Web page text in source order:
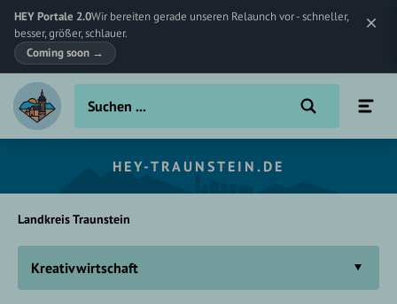
HEY Portale 2.0Wir bereiten gerade unseren Relaunch vor - schneller,
besser, größer, schlauer.
Coming soon →
HEY-TRAUNSTEIN.DE
Landkreis Traunstein
Kreativwirtschaft